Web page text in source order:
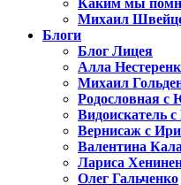
Каким мы
Михаил
Блоги
Блог Лицея
Алла
Михаил
Родословная
Видоискатель
Вернисаж с
Валентина
Лариса
Олег Гальченко